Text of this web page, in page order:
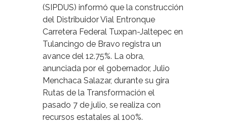
(SIPDUS) informó que la construcción
del Distribuidor Vial Entronque
Carretera Federal Tuxpan-Jaltepec en
Tulancingo de Bravo registra un
avance del 12.75%. La obra,
anunciada por el gobernador, Julio
Menchaca Salazar, durante su gira
Rutas de la Transformación el
pasado 7 de julio, se realiza con
recursos estatales al 100%.